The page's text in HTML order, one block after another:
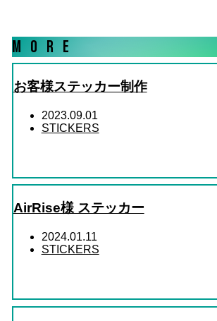
MORE
お客様ステッカー制作
2023.09.01
STICKERS
AirRise様 ステッカー
2024.01.11
STICKERS